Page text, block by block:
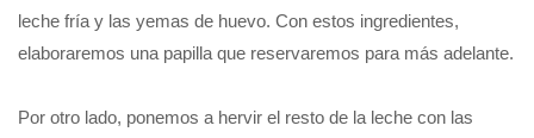
leche fría y las yemas de huevo. Con estos ingredientes,
elaboraremos una papilla que reservaremos para más adelante.
Por otro lado, ponemos a hervir el resto de la leche con las